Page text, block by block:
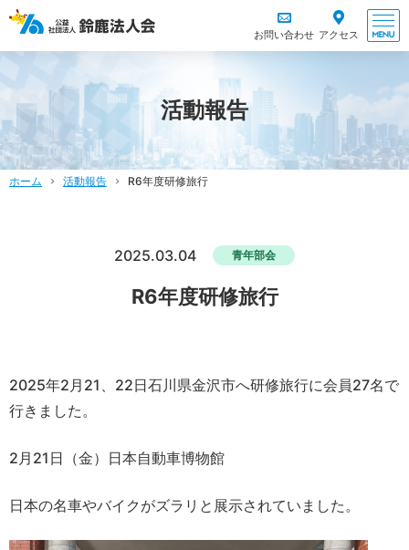
お問い合わせ アクセス
活動報告
ホーム 活動報告 R6年度研修旅行
2025.03.04 青年部会
R6年度研修旅行
2025年2月21、22日石川県金沢市へ研修旅行に会員27名で
行きました。
2月21日（金）日本自動車博物館
日本の名車やバイクがズラリと展示されていました。